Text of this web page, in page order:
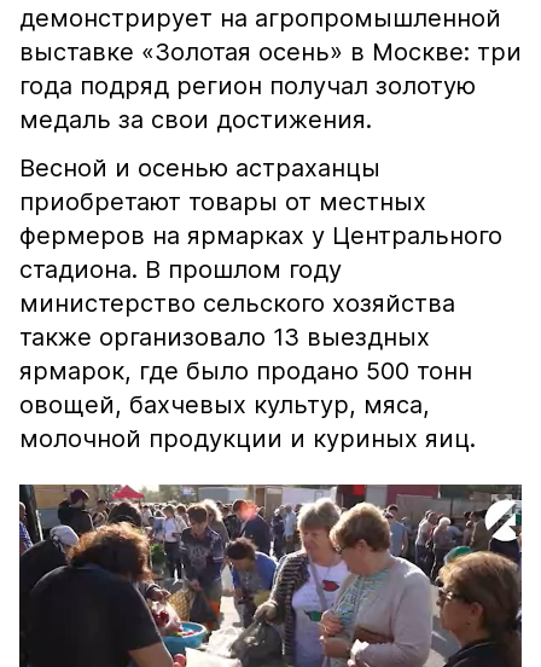
демонстрирует на агропромышленной
выставке «Золотая осень» в Москве: три
года подряд регион получал золотую
медаль за свои достижения.
Весной и осенью астраханцы
приобретают товары от местных
фермеров на ярмарках у Центрального
стадиона. В прошлом году
министерство сельского хозяйства
также организовало 13 выездных
ярмарок, где было продано 500 тонн
овощей, бахчевых культур, мяса,
молочной продукции и куриных яиц.